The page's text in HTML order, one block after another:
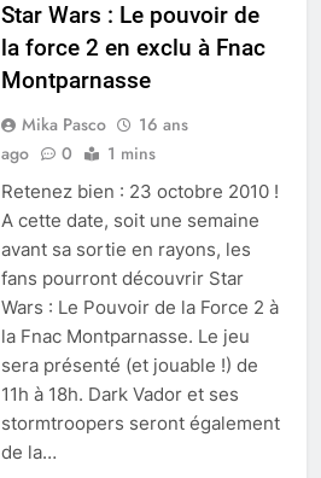
Star Wars : Le pouvoir de
la force 2 en exclu à Fnac
Montparnasse
Mika Pasco
16 ans
ago
0 1 mins
Retenez bien : 23 octobre 2010 !
A cette date, soit une semaine
avant sa sortie en rayons, les
fans pourront découvrir Star
Wars : Le Pouvoir de la Force 2 à
la Fnac Montparnasse. Le jeu
sera présenté (et jouable !) de
11h à 18h. Dark Vador et ses
stormtroopers seront également
de la…